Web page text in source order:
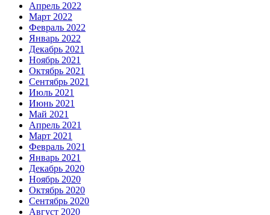
Апрель 2022
Март 2022
Февраль 2022
Январь 2022
Декабрь 2021
Ноябрь 2021
Октябрь 2021
Сентябрь 2021
Июль 2021
Июнь 2021
Май 2021
Апрель 2021
Март 2021
Февраль 2021
Январь 2021
Декабрь 2020
Ноябрь 2020
Октябрь 2020
Сентябрь 2020
Август 2020